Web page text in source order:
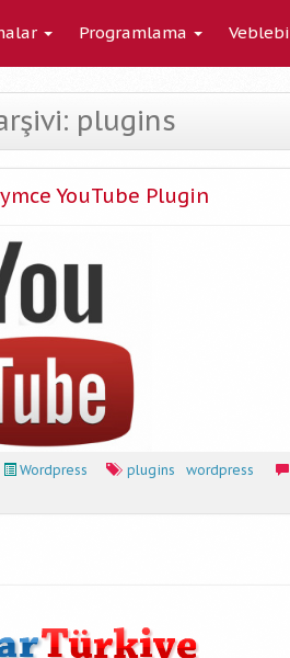
Programlama Veblebi
plugins
YouTube Plugin
Wordpress plugins wordpress